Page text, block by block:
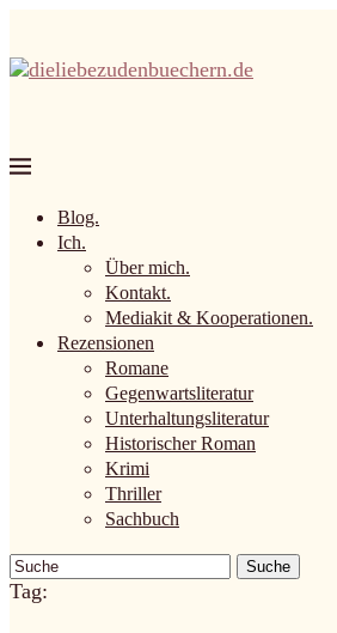
Blog.
Ich.
Über mich.
Kontakt.
Mediakit & Kooperationen.
Rezensionen
Romane
Gegenwartsliteratur
Unterhaltungsliteratur
Historischer Roman
Krimi
Thriller
Sachbuch
Suche
Tag: